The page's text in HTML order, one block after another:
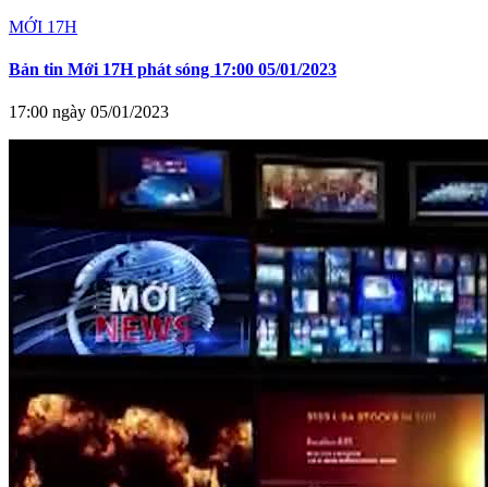
MỚI 17H
Bản tin Mới 17H phát sóng 17:00 05/01/2023
17:00 ngày 05/01/2023